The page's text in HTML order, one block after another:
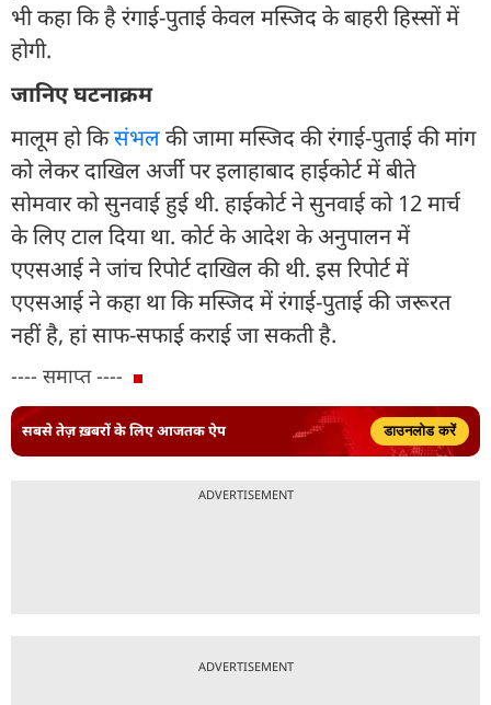
भी कहा कि है रंगाई-पुताई केवल मस्जिद के बाहरी हिस्सों में
होगी.
जानिए घटनाक्रम
मालूम हो किसंभलकी जामा मस्जिद की रंगाई-पुताई की मांग
को लेकर दाखिल अर्जी पर इलाहाबाद हाईकोर्ट में बीते
सोमवार को सुनवाई हुई थी. हाईकोर्ट ने सुनवाई को 12 मार्च
के लिए टाल दिया था. कोर्ट के आदेश के अनुपालन में
एएसआई ने जांच रिपोर्ट दाखिल की थी. इस रिपोर्ट में
एएसआई ने कहा था कि मस्जिद में रंगाई-पुताई की जरूरत
नहीं है, हां साफ-सफाई कराई जा सकती है.
---- समाप्त ----
सबसे तेज़ ख़बरों के लिए आजतक ऐप डाउनलोड करें
ADVERTISEMENT
ADVERTISEMENT